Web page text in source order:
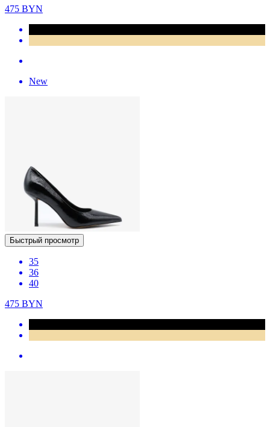
475 BYN
New
Быстрый просмотр
35
36
40
475 BYN